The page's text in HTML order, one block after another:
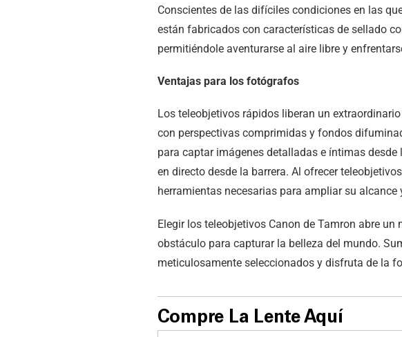
Conscientes de las difíciles condiciones en las
están fabricados con características de sellado
permitiéndole aventurarse al aire libre y
Ventajas para los fotógrafos
Los teleobjetivos rápidos liberan un
con perspectivas comprimidas y fondos
para captar imágenes detalladas e íntimas
en directo desde la barrera. Al ofrecer
herramientas necesarias para ampliar su
Elegir los teleobjetivos Canon de Tamron abre
obstáculo para capturar la belleza del mundo.
meticulosamente seleccionados y disfruta de la
Compre La Lente Aquí